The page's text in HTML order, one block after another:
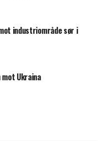
industriområde sør i
Ukraina